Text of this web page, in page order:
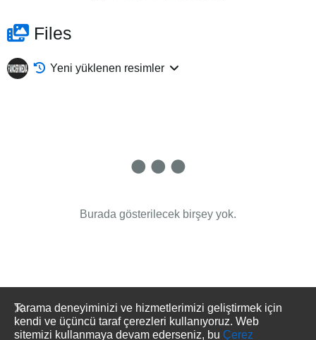
Files
Yeni yüklenen resimler
Burada gösterilecek birşey yok.
Tarama deneyiminizi ve hizmetlerimizi geliştirmek için
kendi ve üçüncü taraf çerezleri kullanıyoruz. Web
sitemizi kullanmaya devam ederseniz, bu Çerez